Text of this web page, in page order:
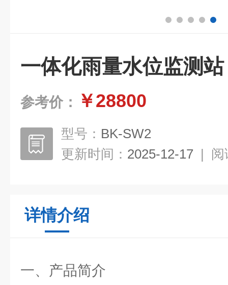
一体化雨量水位监测站
参考价： ￥28800
型号： BK-SW2
更新时间： 2025-12-17 | 阅
详情介绍
一、产品简介